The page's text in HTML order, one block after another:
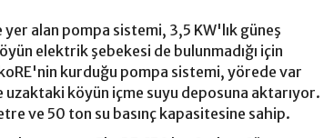
alan pompa sistemi, 3,5 KW'lık güneş
elektrik şebekesi de bulunmadığı için
kurduğu pompa sistemi, yörede var
köyün içme suyu deposuna aktarıyor.
ve 50 ton su basınç kapasitesine sahip.